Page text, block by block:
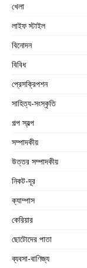
খেলা
লাইফ স্টাইল
বিনোদন
বিবিধ
প্রেসক্রিপশন
সাহিত্য-সংস্কৃতি
গল্প স্বল্প
সম্পাদকীয়
উত্তর সম্পাদকীয়
নিকট-দূর
ক্যাম্পাস
কেরিয়ার
ছোটোদের পাতা
ব্যবসা-বাণিজ্য